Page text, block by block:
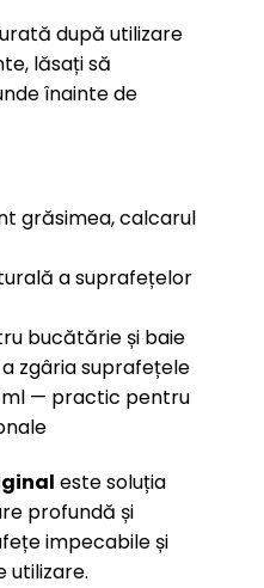
după utilizare
lăsați să
înainte de
grăsimea, calcarul
a suprafețelor
bucătărie și baie
zgâria suprafețele
ml — practic pentru
este soluția
profundă și
impecabile și
utilizare.